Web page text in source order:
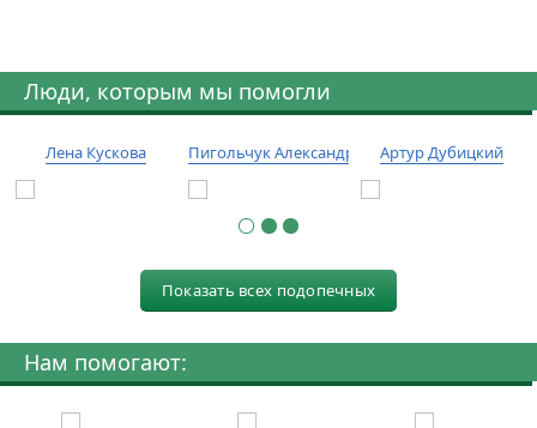
Люди, которым мы помогли
Лена Кускова Пигольчук Александр Артур Дубицкий
Показать всех подопечных
Нам помогают: